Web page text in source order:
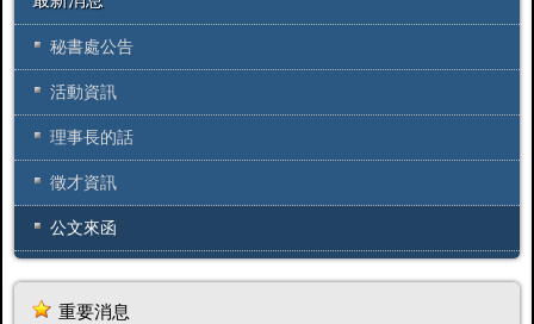
秘書處公告
活動資訊
理事長的話
徵才資訊
公文來函
重要消息